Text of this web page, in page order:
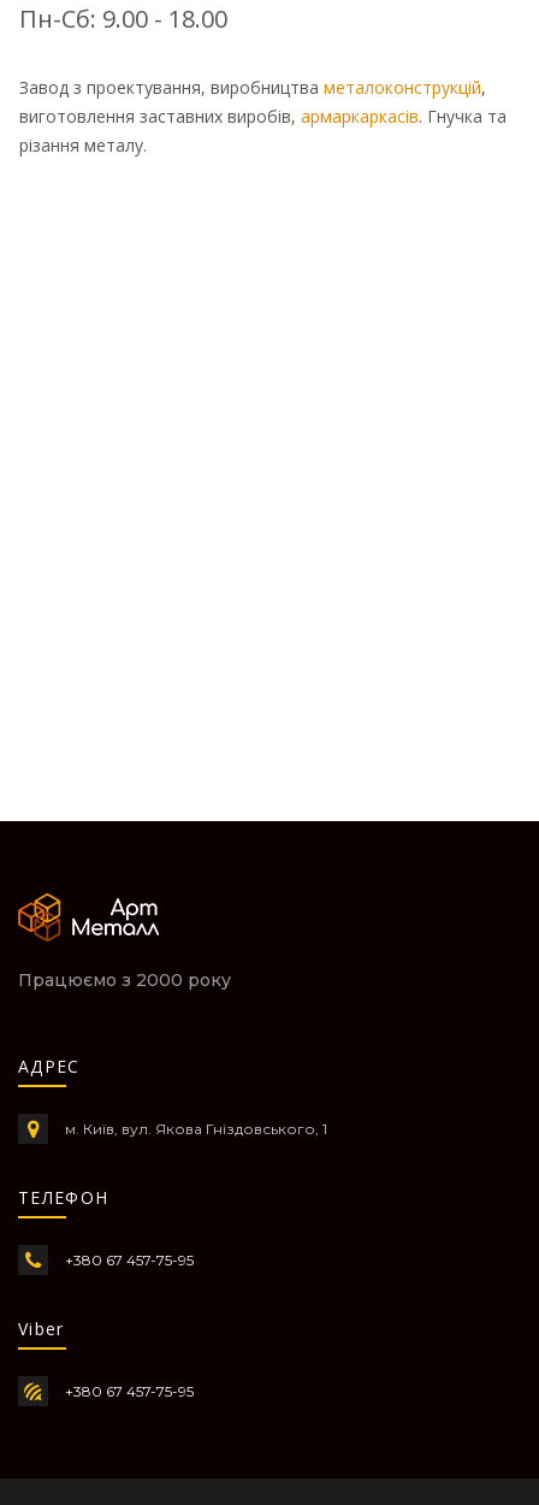
Пн-Сб: 9.00 - 18.00
Завод з проектування, виробництва металоконструкцій,
виготовлення заставних виробів, армаркаркасів. Гнучка та
різання металу.
Працюємо з 2000 року
АДРЕС
м. Київ, вул. Якова Гніздовського, 1
ТЕЛЕФОН
+380 67 457-75-95
Viber
+380 67 457-75-95